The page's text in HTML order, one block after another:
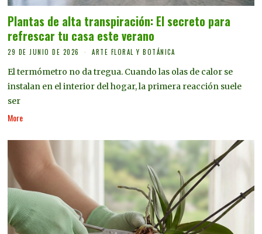
Plantas de alta transpiración: El secreto para
refrescar tu casa este verano
29 DE JUNIO DE 2026 ARTE FLORAL Y BOTÁNICA
El termómetro no da tregua. Cuando las olas de calor se
instalan en el interior del hogar, la primera reacción suele
ser
More